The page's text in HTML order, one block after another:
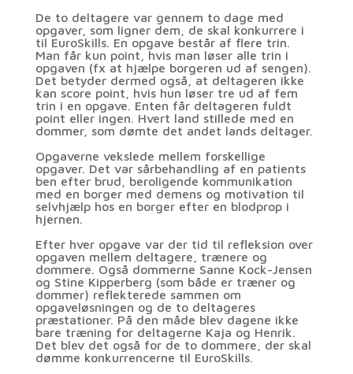
De to deltagere var gennem to dage med
opgaver, som ligner dem, de skal konkurrere i
til EuroSkills. En opgave består af flere trin.
Man får kun point, hvis man løser alle trin i
opgaven (fx at hjælpe borgeren ud af sengen).
Det betyder dermed også, at deltageren ikke
kan score point, hvis hun løser tre ud af fem
trin i en opgave. Enten får deltageren fuldt
point eller ingen. Hvert land stillede med en
dommer, som dømte det andet lands deltager.
Opgaverne vekslede mellem forskellige
opgaver. Det var sårbehandling af en patients
ben efter brud, beroligende kommunikation
med en borger med demens og motivation til
selvhjælp hos en borger efter en blodprop i
hjernen.
Efter hver opgave var der tid til refleksion over
opgaven mellem deltagere, trænere og
dommere. Også dommerne Sanne Kock-Jensen
og Stine Kipperberg (som både er træner og
dommer) reflekterede sammen om
opgaveløsningen og de to deltageres
præstationer. På den måde blev dagene ikke
bare træning for deltagerne Kaja og Henrik.
Det blev det også for de to dommere, der skal
dømme konkurrencerne til EuroSkills.